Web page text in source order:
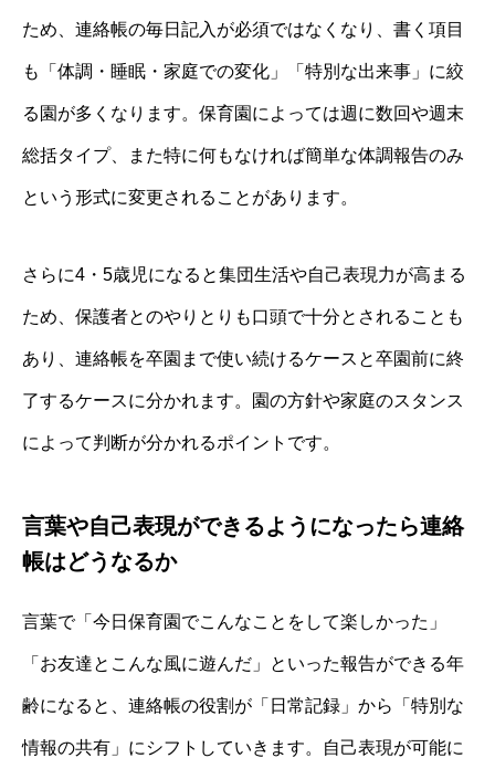
ため、連絡帳の毎日記入が必須ではなくなり、書く項目
も「体調・睡眠・家庭での変化」「特別な出来事」に絞
る園が多くなります。保育園によっては週に数回や週末
総括タイプ、また特に何もなければ簡単な体調報告のみ
という形式に変更されることがあります。
さらに4・5歳児になると集団生活や自己表現力が高まる
ため、保護者とのやりとりも口頭で十分とされることも
あり、連絡帳を卒園まで使い続けるケースと卒園前に終
了するケースに分かれます。園の方針や家庭のスタンス
によって判断が分かれるポイントです。
言葉や自己表現ができるようになったら連絡
帳はどうなるか
言葉で「今日保育園でこんなことをして楽しかった」
「お友達とこんな風に遊んだ」といった報告ができる年
齢になると、連絡帳の役割が「日常記録」から「特別な
情報の共有」にシフトしていきます。自己表現が可能に